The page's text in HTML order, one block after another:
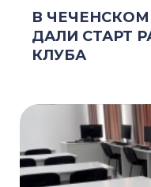
В
ДАЛИ СТАРТ
КЛУБА